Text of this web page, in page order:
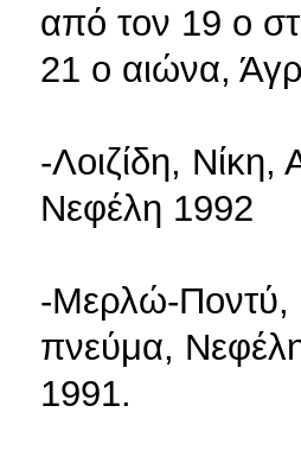
από τον 19 ο
21 ο αιώνα,
-Λοιζίδη, Νίκη,
Νεφέλη 1992
-Μερλώ-Ποντύ,
πνεύμα,
1991.